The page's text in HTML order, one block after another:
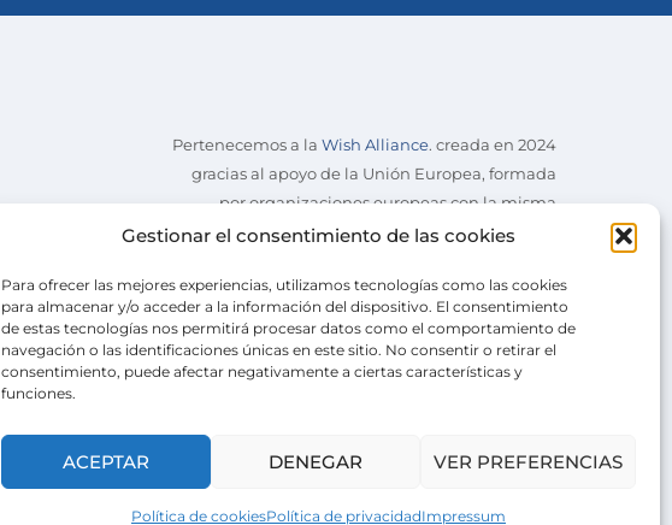
Gestionar el consentimiento de las cookies
Para ofrecer las mejores experiencias, utilizamos tecnologías como las cookies
para almacenar y/o acceder a la información del dispositivo. El consentimiento
de estas tecnologías nos permitirá procesar datos como el comportamiento de
navegación o las identificaciones únicas en este sitio. No consentir o retirar el
consentimiento, puede afectar negativamente a ciertas características y
funciones.
ACEPTAR DENEGAR VER PREFERENCIAS
Política de cookiesPolítica de privacidadImpressum
Pertenecemos a la Wish Alliance. creada en 2024
gracias al apoyo de la Unión Europea, formada
por organizaciones europeas con la misma
misión.